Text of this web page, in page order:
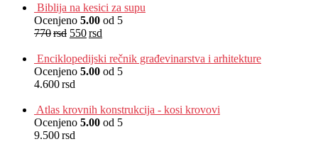
Biblija na kesici za supu
Ocenjeno 5.00 od 5
770rsd 550rsd
Enciklopedijski rečnik građevinarstva i arhitekture
Ocenjeno 5.00 od 5
4.600rsd
Atlas krovnih konstrukcija - kosi krovovi
Ocenjeno 5.00 od 5
9.500rsd